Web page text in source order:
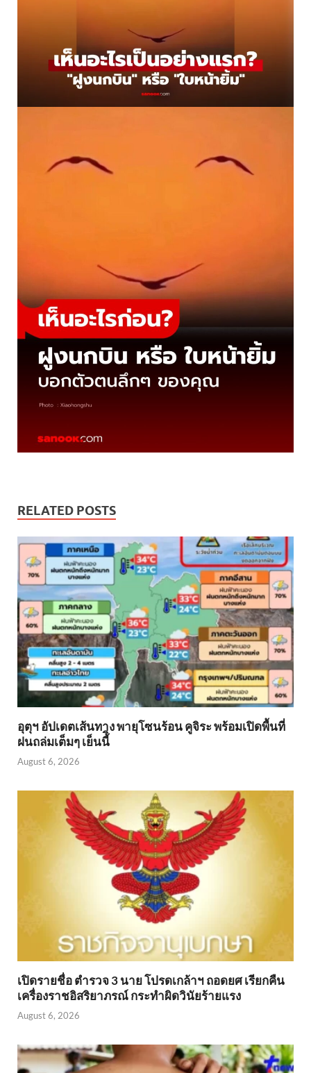
RELATED POSTS
อุตุฯ อัปเดตเส้นทาง พายุโซนร้อน คูจิระ พร้อมเปิดพื้นที่
ฝนถล่มเต็มๆ เย็นนี้ิ
August 6, 2026
เปิดรายชื่อ ตำรวจ 3 นาย โปรดเกล้าฯ ถอดยศ เรียกคืน
เครื่องราชอิสริยาภรณ์ กระทำผิดวินัยร้ายแรง
August 6, 2026